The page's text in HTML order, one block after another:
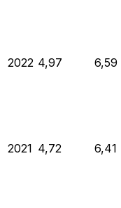
2022 4,97 6,59
2021 4,72 6,41